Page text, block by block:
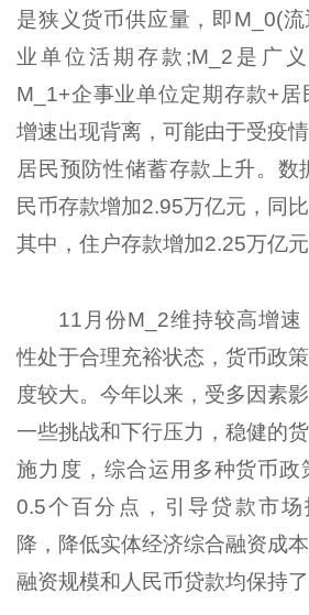
是狭义货币供应量，即M_0(
业单位活期存款;M_2是广
M_1+企事业单位定期存款+
增速出现背离，可能由于受疫
居民预防性储蓄存款上升。数
民币存款增加2.95万亿元，同
其中，住户存款增加2.25万亿元
11月份M_2维持较高增速
性处于合理充裕状态，货币政
度较大。今年以来，受多因素
一些挑战和下行压力，稳健的
施力度，综合运用多种货币政
0.5个百分点，引导贷款市
降，降低实体经济综合融资成
融资规模和人民币贷款均保持了